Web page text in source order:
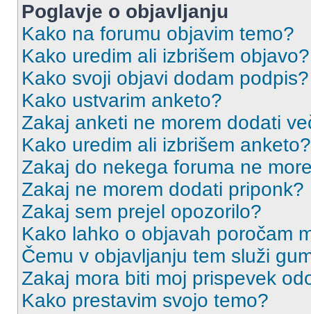
Poglavje o objavljanju
Kako na forumu objavim temo?
Kako uredim ali izbrišem objavo?
Kako svoji objavi dodam podpis?
Kako ustvarim anketo?
Zakaj anketi ne morem dodati
Kako uredim ali izbrišem anketo?
Zakaj do nekega foruma ne
Zakaj ne morem dodati priponk?
Zakaj sem prejel opozorilo?
Kako lahko o objavah poročam
Čemu v objavljanju tem služi
Zakaj mora biti moj prispevek
Kako prestavim svojo temo?